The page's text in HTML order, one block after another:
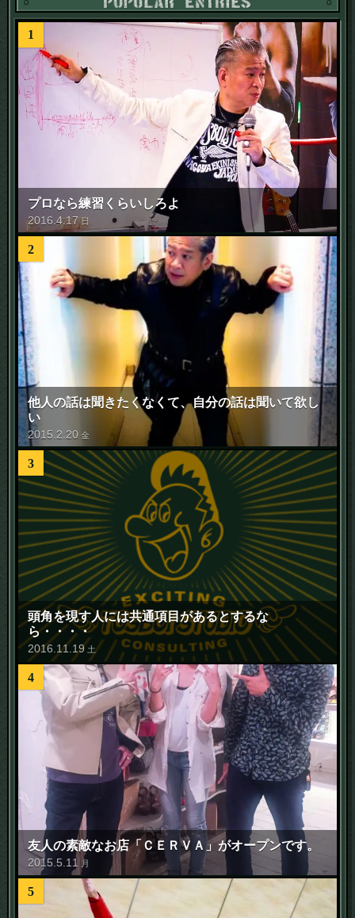
1
プロなら練習くらいしろよ
2016 .4.17 日
2
他人の話は聞きたくなくて、自分の話は聞いて欲し
い
2015 2 20 金
3
頭角を現す人には共通項目があるとするな
ら・・・・
2016 11 19 土
4
友人の素敵なお店「ＣＥＲＶＡ」がオープンです。
2015 5 11 月
5